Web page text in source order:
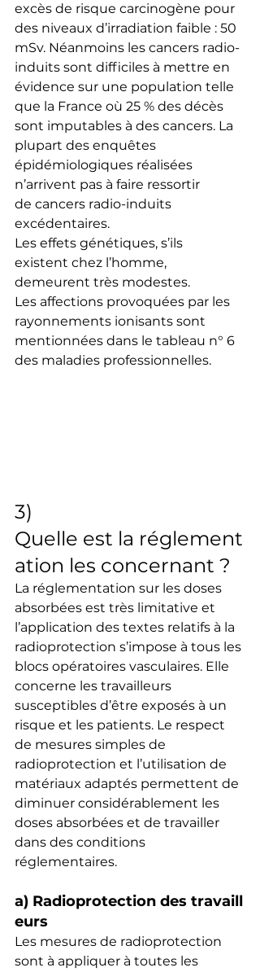
excès de risque carcinogène pour
des niveaux d’irradiation faible : 50
mSv. Néanmoins les cancers radio-
induits sont difficiles à mettre en
évidence sur une population telle
que la France où 25 % des décès
sont imputables à des cancers. La
plupart des enquêtes
épidémiologiques réalisées
n’arrivent pas à faire ressortir
de cancers radio-induits
excédentaires.
Les effets génétiques, s’ils
existent chez l’homme,
demeurent très modestes.
Les affections provoquées par les
rayonnements ionisants sont
mentionnées dans le tableau n° 6
des maladies professionnelles.
3)
Quelle est la réglement
ation les concernant ?
La réglementation sur les doses
absorbées est très limitative et
l’application des textes relatifs à la
radioprotection s’impose à tous les
blocs opératoires vasculaires. Elle
concerne les travailleurs
susceptibles d’être exposés à un
risque et les patients. Le respect
de mesures simples de
radioprotection et l’utilisation de
matériaux adaptés permettent de
diminuer considérablement les
doses absorbées et de travailler
dans des conditions
réglementaires.
a) Radioprotection des travaill
eurs
Les mesures de radioprotection
sont à appliquer à toutes les